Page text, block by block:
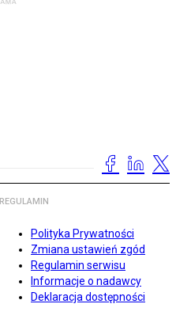
REGULAMIN
Polityka Prywatności
Zmiana ustawień zgód
Regulamin serwisu
Informacje o nadawcy
Deklaracja dostępności